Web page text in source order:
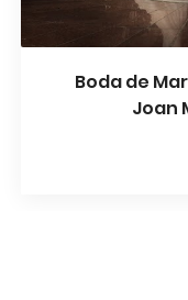
Boda de
Joan